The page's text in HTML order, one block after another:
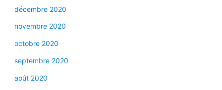
décembre 2020
novembre 2020
octobre 2020
septembre 2020
août 2020